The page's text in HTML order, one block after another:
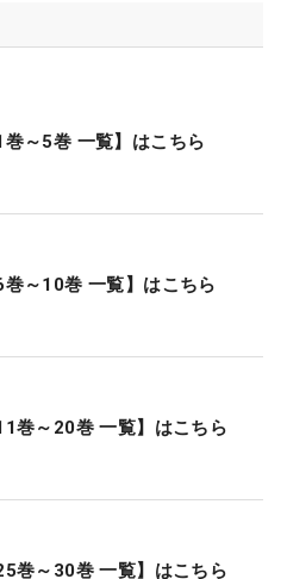
巻～5巻 一覧】はこちら
巻～10巻 一覧】はこちら
巻～20巻 一覧】はこちら
巻～30巻 一覧】はこちら